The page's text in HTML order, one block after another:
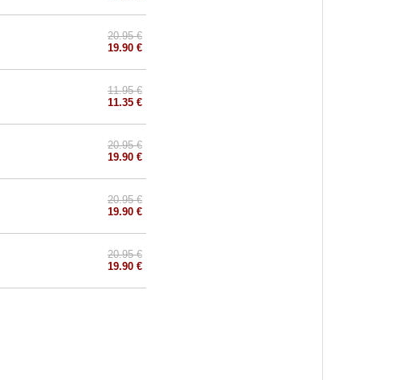
20.95 €
19.90 €
11.95 €
11.35 €
20.95 €
19.90 €
20.95 €
19.90 €
20.95 €
19.90 €